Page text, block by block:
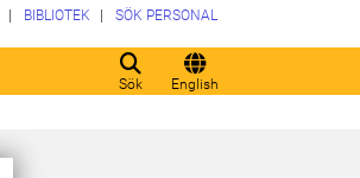
Sök English
BIBLIOTEK SÖK PERSONAL